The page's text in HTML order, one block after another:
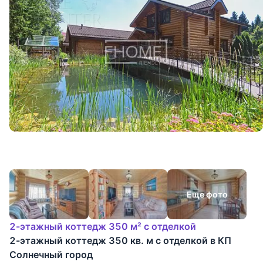
Еще фото
2-этажный коттедж 350 м² с отделкой
2-этажный коттедж 350 кв. м с отделкой в КП
Солнечный город